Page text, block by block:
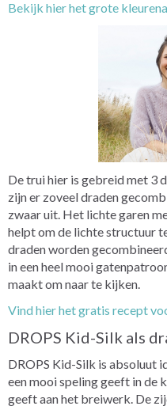
Bekijk hier het grote
De trui hier is gebreid met 3
zijn er zoveel draden
zwaar uit. Het lichte garen
helpt om de lichte structuur
draden worden
in een heel mooi
maakt om naar te kijken.
Vind hier het gratis recept
DROPS Kid-Silk als
DROPS Kid-Silk is absoluut
een mooi speling geeft in de
geeft aan het breiwerk. De